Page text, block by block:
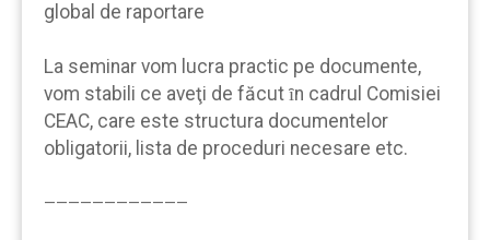
global de raportare
La seminar vom lucra practic pe documente,
vom stabili ce aveţi de făcut ȋn cadrul Comisiei
CEAC, care este structura documentelor
obligatorii, lista de proceduri necesare etc.
————————————